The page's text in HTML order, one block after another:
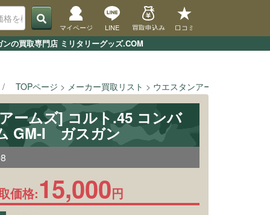
の買取専門店 ミリタリーグッズ.COM
マイページ LINE 買取申込み 口コミ
TOPページ メーカー買取リスト ウエスタンアームズ
ームズ] コルト.45 コンバ
GM-I ガスガン
価格:15,000円